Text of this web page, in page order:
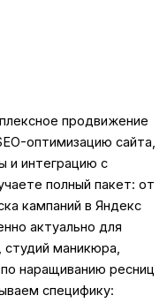
продвижение
оптимизацию сайта,
и интеграцию с
полный пакет: от
кампаний в Яндекс
актуально для
маникюра,
наращиванию ресниц
специфику: